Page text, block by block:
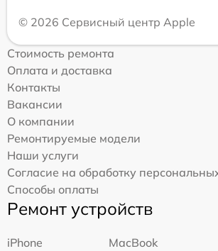
© 2026 Сервисный центр Apple
Стоимость ремонта
Оплата и доставка
Контакты
Вакансии
О компании
Ремонтируемые модели
Наши услуги
Согласие на обработку
Способы оплаты
Ремонт устройств
iPhone MacBook